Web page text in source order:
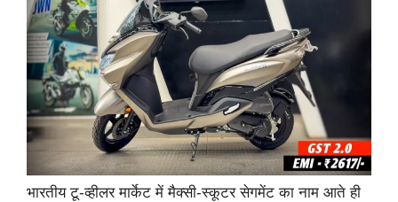
भारतीय टू-व्हीलर मार्केट में मैक्सी-स्कूटर सेगमेंट का नाम आते ही